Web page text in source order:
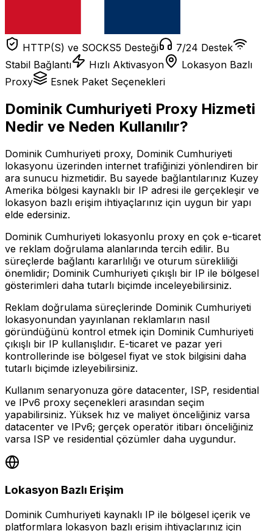
HTTP(S) ve SOCKS5 Desteği
7/24 Destek
Stabil Bağlantı
Hızlı Aktivasyon
Lokasyon Bazlı
Proxy
Esnek Paket Seçenekleri
Dominik Cumhuriyeti Proxy Hizmeti
Nedir ve Neden Kullanılır?
Dominik Cumhuriyeti proxy, Dominik Cumhuriyeti
lokasyonu üzerinden internet trafiğinizi yönlendiren bir
ara sunucu hizmetidir. Bu sayede bağlantılarınız Kuzey
Amerika bölgesi kaynaklı bir IP adresi ile gerçekleşir ve
lokasyon bazlı erişim ihtiyaçlarınız için uygun bir yapı
elde edersiniz.
Dominik Cumhuriyeti lokasyonlu proxy en çok e-ticaret
ve reklam doğrulama alanlarında tercih edilir. Bu
süreçlerde bağlantı kararlılığı ve oturum sürekliliği
önemlidir; Dominik Cumhuriyeti çıkışlı bir IP ile bölgesel
gösterimleri daha tutarlı biçimde inceleyebilirsiniz.
Reklam doğrulama süreçlerinde Dominik Cumhuriyeti
lokasyonundan yayınlanan reklamların nasıl
göründüğünü kontrol etmek için Dominik Cumhuriyeti
çıkışlı bir IP kullanışlıdır. E-ticaret ve pazar yeri
kontrollerinde ise bölgesel fiyat ve stok bilgisini daha
tutarlı biçimde izleyebilirsiniz.
Kullanım senaryonuza göre datacenter, ISP, residential
ve IPv6 proxy seçenekleri arasından seçim
yapabilirsiniz. Yüksek hız ve maliyet önceliğiniz varsa
datacenter ve IPv6; gerçek operatör itibarı önceliğiniz
varsa ISP ve residential çözümler daha uygundur.
Lokasyon Bazlı Erişim
Dominik Cumhuriyeti kaynaklı IP ile bölgesel içerik ve
platformlara lokasyon bazlı erişim ihtiyaçlarınız için